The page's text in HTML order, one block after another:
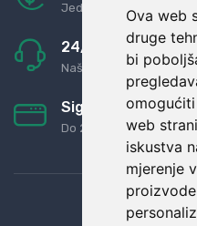
Ova web
druge
bi
web
iskustva
mjerenje
Jednostavno pravilo:
24/7 odlična
Naši agenti uvijek na
Sigurno obročno
Do 24 rata bez kamata